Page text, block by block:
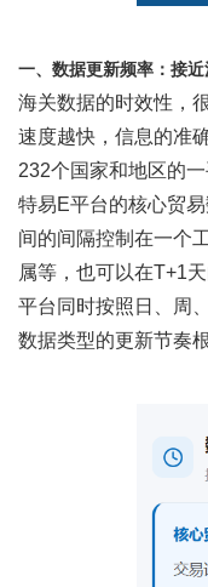
一、数据更新频率：接
海关数据的时效性，
速度越快，信息的准
232个国家和地区的
特易E平台的核心贸
间的间隔控制在一个
属等，也可以在T+1
平台同时按照日、周
数据类型的更新节奏